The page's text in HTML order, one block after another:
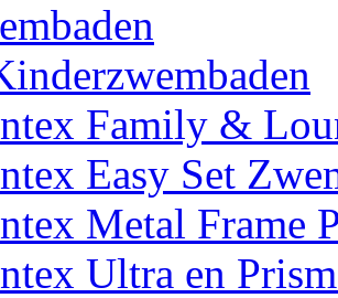
Family &
Easy Set
Metal Frame
Ultra en